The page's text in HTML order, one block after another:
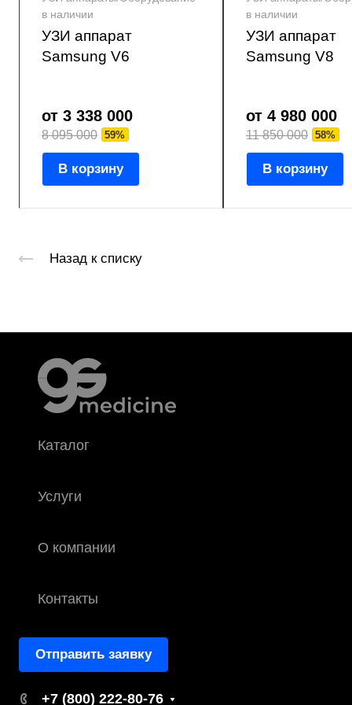
в наличии
УЗИ аппарат
Samsung V6
от 3 338 000
8 095 000 59%
В корзину
в наличии
УЗИ аппарат
Samsung V8
от 4 980 000
11 850 000 58%
В корзину
Назад к списку
Каталог
Услуги
О компании
Контакты
Отправить заявку
+7 (800) 222-80-76